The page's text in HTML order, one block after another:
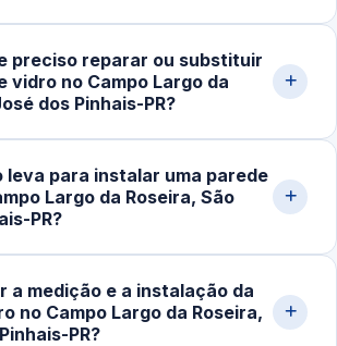
vidraçaria próxima da sua
de deslocamento e transporte de
preciso reparar ou substituir
vidro no Campo Largo da
dos Pinhais-PR?
de ar, ruído excessivo, trincas ou
entre os módulos. Movimentação nas
leva para instalar uma parede
Largo da Roseira, São
PR?
simples levam entre 3 e 6 horas.
como fechamentos amplos e
a medição e a instalação da
no Campo Largo da Roseira,
PR?